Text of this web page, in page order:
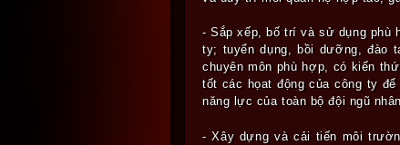
- Sắp xếp, bố trí và sử dụng phù
ty; tuyển dụng, bồi dưỡng, đào
chuyên môn phù hợp, có kiến
tốt các họat động của công ty
năng lực của toàn bộ đội ngũ
- Xây dựng và cải tiến môi